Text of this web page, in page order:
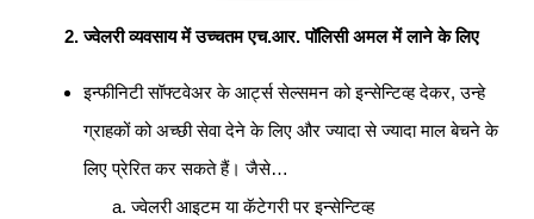
ज्वेलरी व्यवसाय में उच्चतम एच.आर. पॉलिसी अमल में लाने के लिए
इन्फीनिटी सॉफ्टवेअर के आर्ट्स सेल्समन को इन्सेन्टिव्ह देकर, उन्हे
ग्राहकों को अच्छी सेवा देने के लिए और ज्यादा से ज्यादा माल बेचने के
लिए प्रेरित कर सकते हैं। जैसे…
ज्वेलरी आइटम या कॅटेगरी पर इन्सेन्टिव्ह